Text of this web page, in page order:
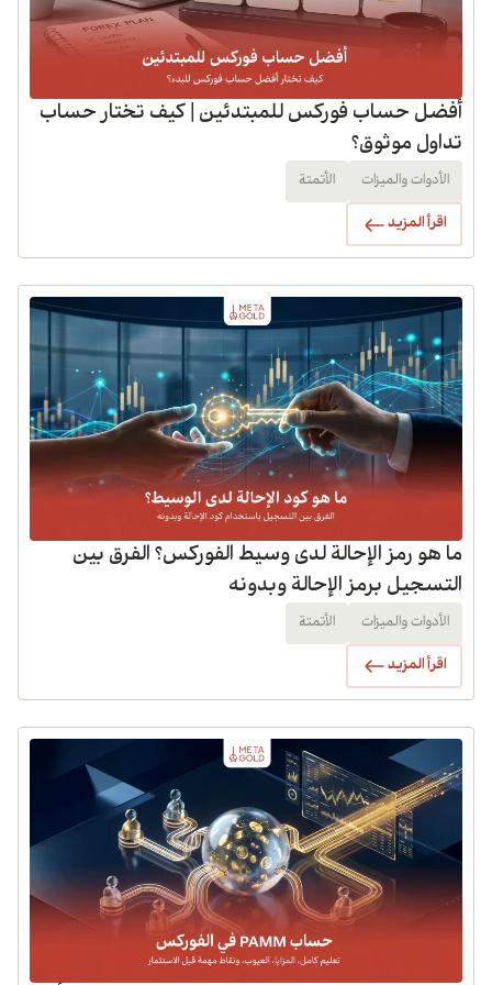
أفضل حساب فوركس للمبتدئين | كيف تختار حساب
تداول موثوق؟
الأدوات والميزات الأتمتة
اقرأ المزيد
ما هو رمز الإحالة لدى وسيط الفوركس؟ الفرق بين
التسجيل برمز الإحالة وبدونه
الأدوات والميزات الأتمتة
اقرأ المزيد